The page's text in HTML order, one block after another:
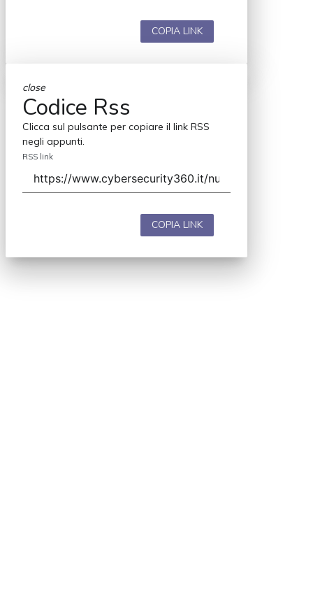
COPIA LINK
close
Codice Rss
Clicca sul pulsante per copiare il link RSS
negli appunti.
RSS link
COPIA LINK